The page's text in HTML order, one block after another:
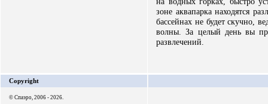
зоне аквапарка находятся
бассейнах не будет скучно,
волны. За целый день вы
развлечений.
Copyright
© Спаэро, 2006 - 2026.